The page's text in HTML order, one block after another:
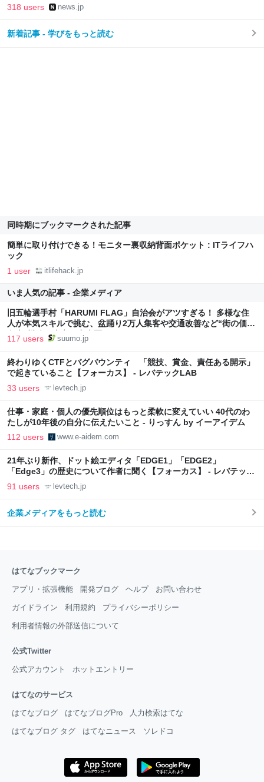
318 users news.jp
新着記事 - 学びをもっと読む
同時期にブックマークされた記事
簡単に取り付けできる！モニター裏収納背面ポケット : ITライフハ
ック
1 user itlifehack.jp
いま人気の記事 - 企業メディア
旧五輪選手村「HARUMI FLAG」自治会がアツすぎる！ 多様な住
人が本気スキルで挑む、盆踊り2万人集客や交通改善など“街の価値
向上”戦略 東京・中央区
117 users suumo.jp
終わりゆくCTFとバグバウンティ 「競技、賞金、責任ある開示」
で起きていること【フォーカス】 - レバテックLAB
33 users levtech.jp
仕事・家庭・個人の優先順位はもっと柔軟に変えていい 40代のわ
たしが10年後の自分に伝えたいこと - りっすん by イーアイデム
112 users www.e-aidem.com
21年ぶり新作、ドット絵エディタ「EDGE1」「EDGE2」
「Edge3」の歴史について作者に聞く【フォーカス】 - レバテック
LAB
91 users levtech.jp
企業メディアをもっと読む
はてなブックマーク
アプリ・拡張機能 開発ブログ ヘルプ お問い合わせ
ガイドライン 利用規約 プライバシーポリシー
利用者情報の外部送信について
公式Twitter
公式アカウント ホットエントリー
はてなのサービス
はてなブログ はてなブログPro 人力検索はてな
はてなブログ タグ はてなニュース ソレドコ